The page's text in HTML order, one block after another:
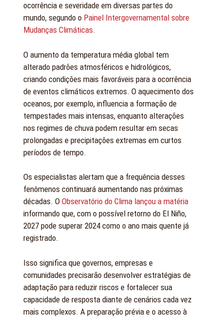
ocorrência e severidade em diversas partes do
mundo, segundo o Painel Intergovernamental sobre
Mudanças Climáticas.
O aumento da temperatura média global tem
alterado padrões atmosféricos e hidrológicos,
criando condições mais favoráveis para a ocorrência
de eventos climáticos extremos. O aquecimento dos
oceanos, por exemplo, influencia a formação de
tempestades mais intensas, enquanto alterações
nos regimes de chuva podem resultar em secas
prolongadas e precipitações extremas em curtos
períodos de tempo.
Os especialistas alertam que a frequência desses
fenômenos continuará aumentando nas próximas
décadas. O Observatório do Clima lançou a matéria
informando que, com o possível retorno do El Niño,
2027 pode superar 2024 como o ano mais quente já
registrado.
Isso significa que governos, empresas e
comunidades precisarão desenvolver estratégias de
adaptação para reduzir riscos e fortalecer sua
capacidade de resposta diante de cenários cada vez
mais complexos. A preparação prévia e o acesso à